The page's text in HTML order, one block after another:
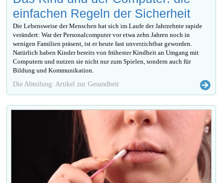
einfachen Regeln der Sicherheit
Die Lebensweise der Menschen hat sich im Laufe der Jahrzehnte rapide
verändert: War der Personalcomputer vor etwa zehn Jahren noch in
wenigen Familien präsent, ist er heute fast unverzichtbar geworden.
Natürlich haben Kinder bereits von frühester Kindheit an Umgang mit
Computern und nutzen sie nicht nur zum Spielen, sondern auch für
Bildung und Kommunikation.
Die Abteilung: Artikel zur Gesundheit